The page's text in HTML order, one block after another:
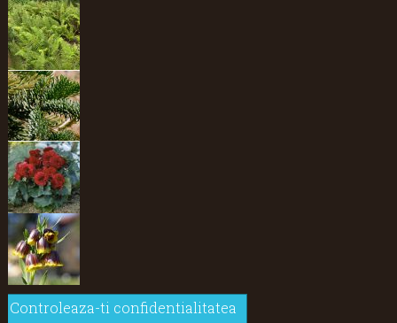
Controleaza-ti confidentialitatea